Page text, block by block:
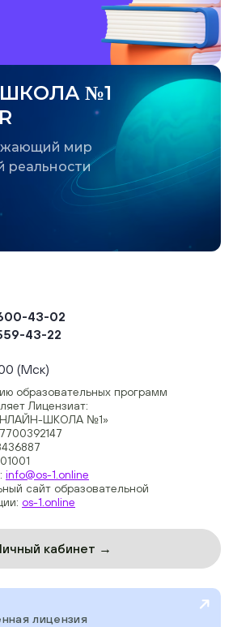
№1
мир
реальности
43-02
43-22
(Мск)
образовательных программ
Лицензиат:
ШКОЛА №1»
info@os-1.online
сайт образовательной
os-1.online
кабинет →
лицензия